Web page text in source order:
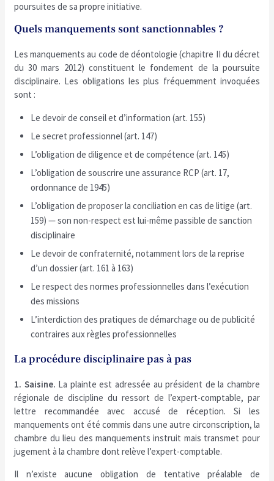
poursuites de sa propre initiative.
Quels manquements sont sanctionnables ?
Les manquements au code de déontologie (chapitre II du décret
du 30 mars 2012) constituent le fondement de la poursuite
disciplinaire. Les obligations les plus fréquemment invoquées
sont :
Le devoir de conseil et d’information (art. 155)
Le secret professionnel (art. 147)
L’obligation de diligence et de compétence (art. 145)
L’obligation de souscrire une assurance RCP (art. 17,
ordonnance de 1945)
L’obligation de proposer la conciliation en cas de litige (art.
159) — son non-respect est lui-même passible de sanction
disciplinaire
Le devoir de confraternité, notamment lors de la reprise
d’un dossier (art. 161 à 163)
Le respect des normes professionnelles dans l’exécution
des missions
L’interdiction des pratiques de démarchage ou de publicité
contraires aux règles professionnelles
La procédure disciplinaire pas à pas
1. Saisine. La plainte est adressée au président de la chambre
régionale de discipline du ressort de l’expert-comptable, par
lettre recommandée avec accusé de réception. Si les
manquements ont été commis dans une autre circonscription, la
chambre du lieu des manquements instruit mais transmet pour
jugement à la chambre dont relève l’expert-comptable.
Il n’existe aucune obligation de tentative préalable de